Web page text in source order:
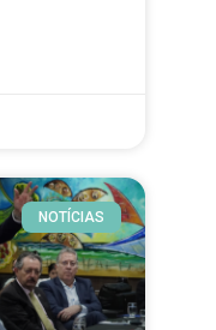
NOTÍCIAS